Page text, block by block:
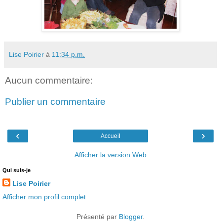
Lise Poirier à 11:34 p.m.
Aucun commentaire:
Publier un commentaire
‹ ›
Accueil
Afficher la version Web
Qui suis-je
Lise Poirier
Afficher mon profil complet
Présenté par Blogger.